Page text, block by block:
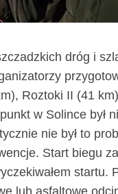
dróg i
Roztoki II (41
w Solince był
nie był to
Start biegu
startu.
lub asfaltowe